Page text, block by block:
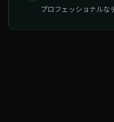
プロフェッショナルな